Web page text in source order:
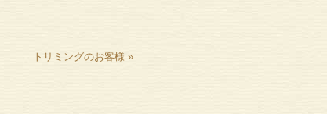
トリミングのお客様 »